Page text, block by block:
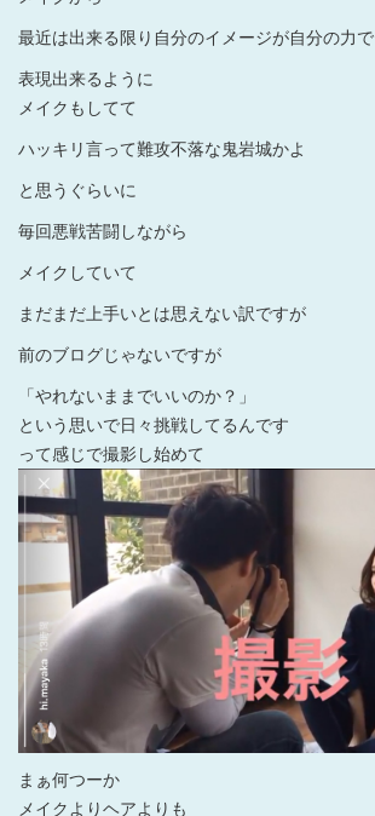
最近は出来る限り自分のイメージが自分の力で
表現出来るように
メイクもしてて
ハッキリ言って難攻不落な鬼岩城かよ
と思うぐらいに
毎回悪戦苦闘しながら
メイクしていて
まだまだ上手いとは思えない訳ですが
前のブログじゃないですが
「やれないままでいいのか？ 」
という思いで日々挑戦してるんです
って感じで撮影し始めて
まぁ何つーか
メイクよりヘアよりも